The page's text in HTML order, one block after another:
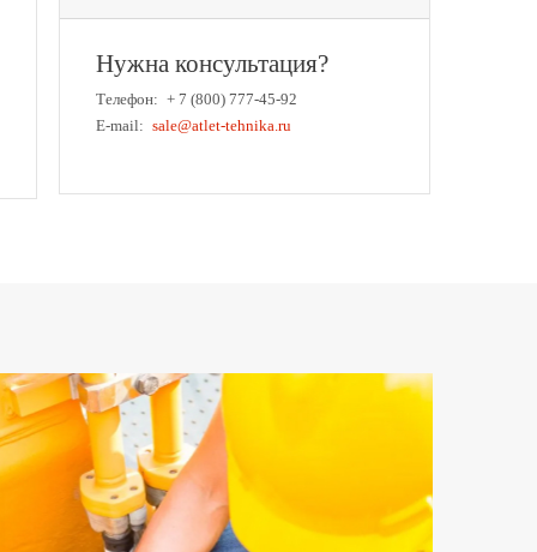
Нужна консультация?
Телефон: + 7 (800) 777-45-92
E-mail: sale@atlet-tehnika.ru